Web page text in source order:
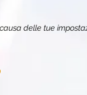
delle tue